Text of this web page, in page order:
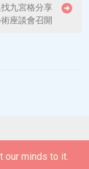
九宮格分享
術座談會召開
our minds to it.